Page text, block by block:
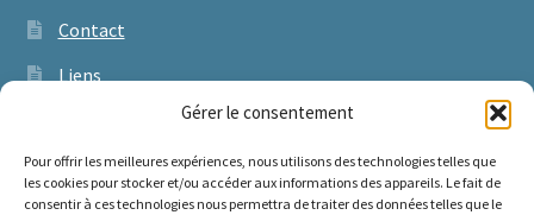
Gérer le consentement
Pour offrir les meilleures expériences, nous utilisons des technologies telles que
les cookies pour stocker et/ou accéder aux informations des appareils. Le fait de
consentir à ces technologies nous permettra de traiter des données telles que le
Contact
Liens